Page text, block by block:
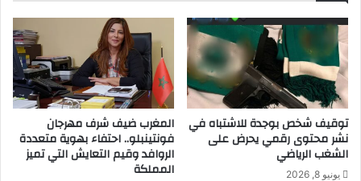
توقيف شخص بوجدة للاشتباه في
نشر محتوى رقمي يحرض على
الشغب الرياضي
يونيو 8, 2026
المغرب ضيف شرف مهرجان
فونتينبلو.. احتفاء بهوية متعددة
الروافد وقيم التعايش التي تميز
المملكة